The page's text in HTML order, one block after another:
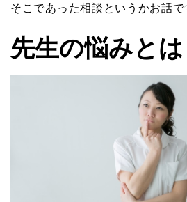
そこであった相談というかお話で
先生の悩みとは